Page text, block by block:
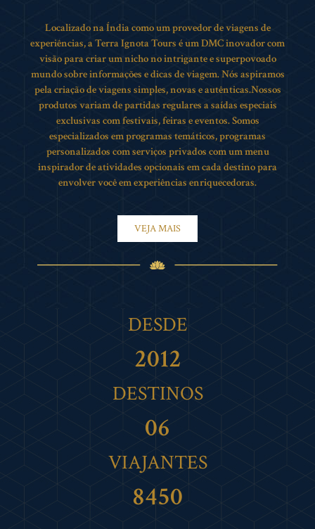
Localizado na Índia como um provedor de viagens de
experiências, a Terra Ignota Tours é um DMC inovador com
visão para criar um nicho no intrigante e superpovoado
mundo sobre informações e dicas de viagem. Nós aspiramos
pela criação de viagens simples, novas e autênticas.Nossos
produtos variam de partidas regulares a saídas especiais
exclusivas com festivais, feiras e eventos. Somos
especializados em programas temáticos, programas
personalizados com serviços privados com um menu
inspirador de atividades opcionais em cada destino para
envolver você em experiências enriquecedoras.
VEJA MAIS
DESDE
2012
DESTINOS
06
VIAJANTES
8450